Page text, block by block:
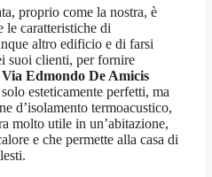
proprio come la nostra, è
le caratteristiche di
altro edificio e di farsi
suoi clienti, per fornire
Edmondo De Amicis
esteticamente perfetti, ma
d’isolamento termoacustico,
molto utile in un’abitazione,
e che permette alla casa di